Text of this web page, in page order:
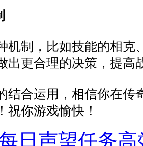
机制，比如技能的相克
出更合理的决策，提高
结合运用，相信你在传
祝你游戏愉快！
日声望任务